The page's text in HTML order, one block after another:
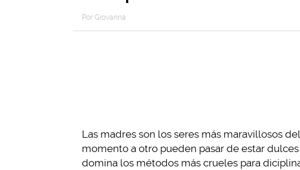
Por Giovanna
Las madres son los seres más maravillosos
momento a otro pueden pasar de estar
domina los métodos más crueles para